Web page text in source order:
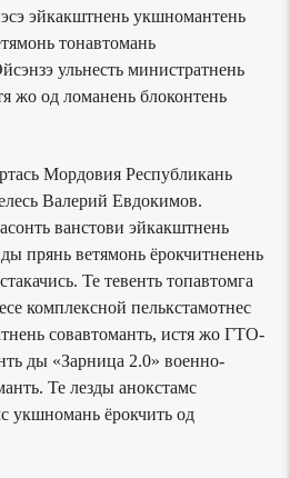
эйкакштнень укшномантень
тонавтомань
ульнесть министратнень
жо од ломанень блоконтень
Мордовия Республикань
Валерий Евдокимов.
ванстови эйкакштнень
прянь ветямонь ёрокчитненень
Те тевенть топавтомга
комплексной пелькстамотнес
совавтоманть, истя жо ГТО-
ды «Зарница 2.0» военно-
Те лезды анокстамс
укшномань ёрокчить од